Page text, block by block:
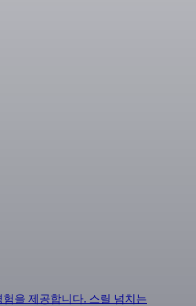
을 제공합니다. 스릴 넘치는